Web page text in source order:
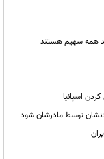
همه سهیم هستند
اسپانیا
توسط مادرشان شود